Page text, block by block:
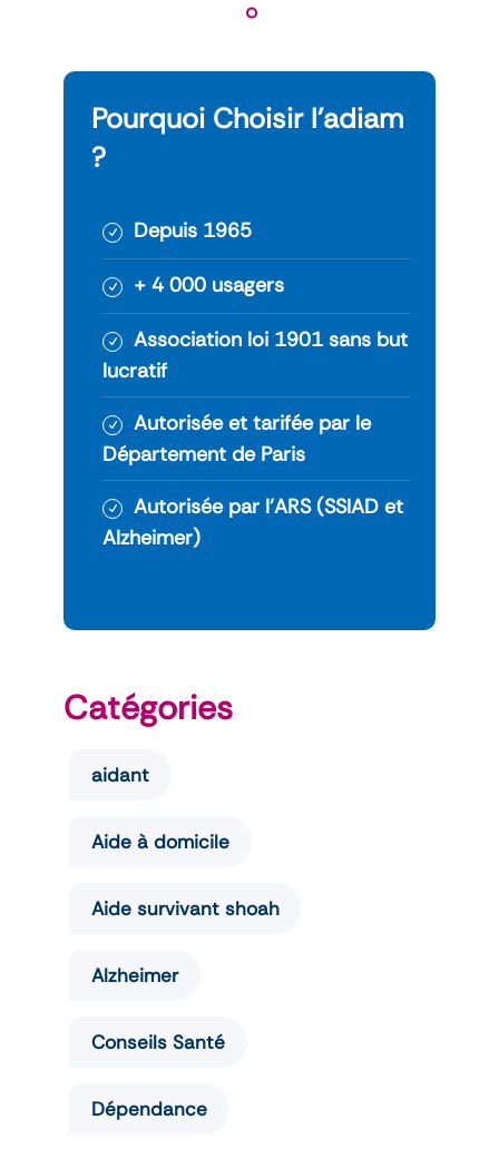
Pourquoi Choisir l’adiam
?
Depuis 1965
+ 4 000 usagers
Association loi 1901 sans but
lucratif
Autorisée et tarifée par le
Département de Paris
Autorisée par l’ARS (SSIAD et
Alzheimer)
Catégories
aidant
Aide à domicile
Aide survivant shoah
Alzheimer
Conseils Santé
Dépendance